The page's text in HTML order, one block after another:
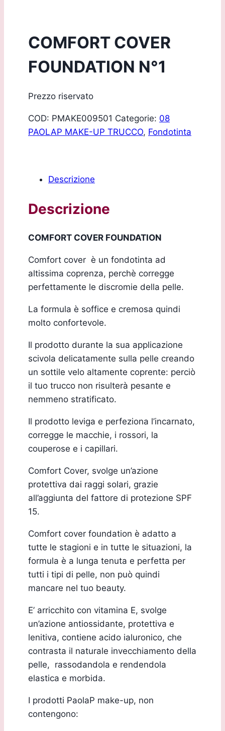
COMFORT COVER
FOUNDATION N°1
Prezzo riservato
COD: PMAKE009501 Categorie: 08
PAOLAP MAKE-UP TRUCCO, Fondotinta
Descrizione
Descrizione
COMFORT COVER FOUNDATION
Comfort cover è un fondotinta ad
altissima coprenza, perchè corregge
perfettamente le discromie della pelle.
La formula è soffice e cremosa quindi
molto confortevole.
Il prodotto durante la sua applicazione
scivola delicatamente sulla pelle creando
un sottile velo altamente coprente: perciò
il tuo trucco non risulterà pesante e
nemmeno stratificato.
Il prodotto leviga e perfeziona l’incarnato,
corregge le macchie, i rossori, la
couperose e i capillari.
Comfort Cover, svolge un’azione
protettiva dai raggi solari, grazie
all’aggiunta del fattore di protezione SPF
15.
Comfort cover foundation è adatto a
tutte le stagioni e in tutte le situazioni, la
formula è a lunga tenuta e perfetta per
tutti i tipi di pelle, non può quindi
mancare nel tuo beauty.
E’ arricchito con vitamina E, svolge
un’azione antiossidante, protettiva e
lenitiva, contiene acido ialuronico, che
contrasta il naturale invecchiamento della
pelle, rassodandola e rendendola
elastica e morbida.
I prodotti PaolaP make-up, non
contengono: